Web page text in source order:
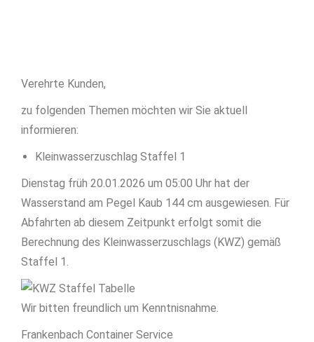
Verehrte Kunden,
zu folgenden Themen möchten wir Sie aktuell
informieren:
Kleinwasserzuschlag Staffel 1
Dienstag früh 20.01.2026 um 05:00 Uhr hat der
Wasserstand am Pegel Kaub 144 cm ausgewiesen. Für
Abfahrten ab diesem Zeitpunkt erfolgt somit die
Berechnung des Kleinwasserzuschlags (KWZ) gemäß
Staffel 1.
Wir bitten freundlich um Kenntnisnahme.
Frankenbach Container Service